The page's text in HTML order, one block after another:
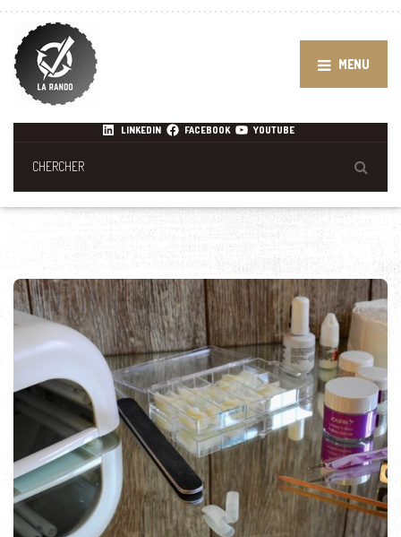
MENU
LINKEDIN FACEBOOK YOUTUBE